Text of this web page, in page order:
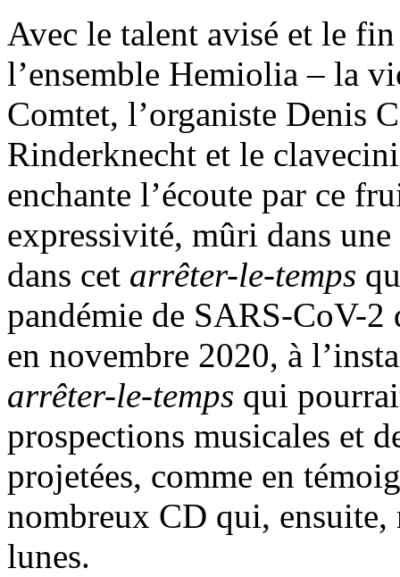
Avec le talent avisé et le
l’ensemble Hemiolia – la
Comtet, l’organiste Denis
Rinderknecht et le
enchante l’écoute par ce
expressivité, mûri dans
dans cet arrêter-le-temps
pandémie de SARS-CoV-
en novembre 2020, à
arrêter-le-temps qui
prospections musicales et
projetées, comme en
nombreux CD qui, ensuite,
lunes.